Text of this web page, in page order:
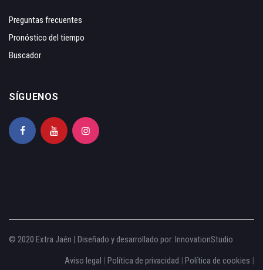
Preguntas frecuentes
Pronóstico del tiempo
Buscador
SÍGUENOS
© 2020 Extra Jaén | Diseñado y desarrollado por: InnovationStudio
Aviso legal
Política de privacidad Política de cookies